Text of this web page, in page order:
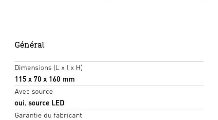
Général
Dimensions (L x l x H)
115 x 70 x 160 mm
Avec source
oui, source LED
Garantie du fabricant